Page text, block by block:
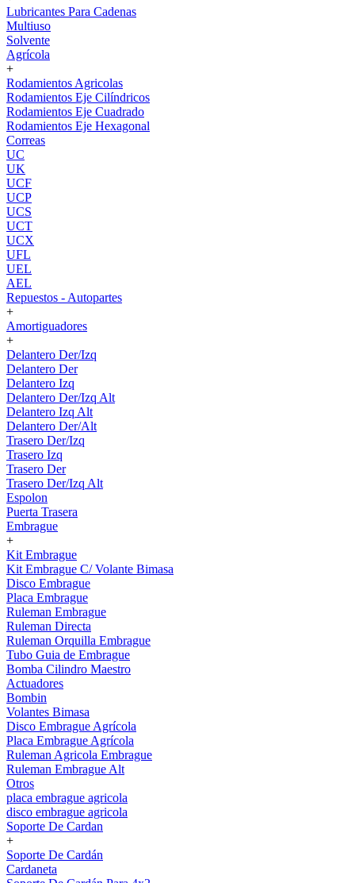
Lubricantes Para Cadenas
Multiuso
Solvente
Agrícola
+
Rodamientos Agricolas
Rodamientos Eje Cilíndricos
Rodamientos Eje Cuadrado
Rodamientos Eje Hexagonal
Correas
UC
UK
UCF
UCP
UCS
UCT
UCX
UFL
UEL
AEL
Repuestos - Autopartes
+
Amortiguadores
+
Delantero Der/Izq
Delantero Der
Delantero Izq
Delantero Der/Izq Alt
Delantero Izq Alt
Delantero Der/Alt
Trasero Der/Izq
Trasero Izq
Trasero Der
Trasero Der/Izq Alt
Espolon
Puerta Trasera
Embrague
+
Kit Embrague
Kit Embrague C/ Volante Bimasa
Disco Embrague
Placa Embrague
Ruleman Embrague
Ruleman Directa
Ruleman Orquilla Embrague
Tubo Guia de Embrague
Bomba Cilindro Maestro
Actuadores
Bombin
Volantes Bimasa
Disco Embrague Agrícola
Placa Embrague Agrícola
Ruleman Agricola Embrague
Ruleman Embrague Alt
Otros
placa embrague agricola
disco embrague agricola
Soporte De Cardan
+
Soporte De Cardán
Cardaneta